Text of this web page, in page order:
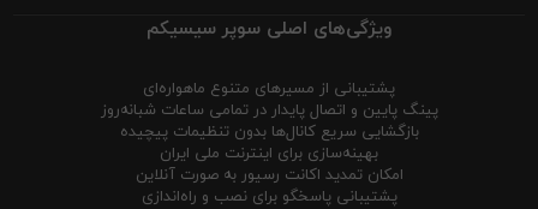
ویژگی‌های اصلی سوپر سیسیکم
پشتیبانی از مسیرهای متنوع ماهواره‌ای
پینگ پایین و اتصال پایدار در تمامی ساعات شبانه‌روز
بازگشایی سریع کانال‌ها بدون تنظیمات پیچیده
بهینه‌سازی برای اینترنت ملی ایران
امکان تمدید اکانت رسیور به صورت آنلاین
پشتیبانی پاسخگو برای نصب و راه‌اندازی